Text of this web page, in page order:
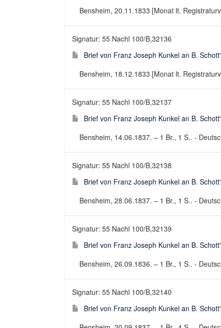
Bensheim, 20.11.1833 [Monat lt.
Signatur: 55 Nachl 100/B,32136
Brief von Franz Joseph Kunkel an B.
Bensheim, 18.12.1833 [Monat lt.
Signatur: 55 Nachl 100/B,32137
Brief von Franz Joseph Kunkel an B.
Bensheim, 14.06.1837. – 1 Br., 1 S.. -
Signatur: 55 Nachl 100/B,32138
Brief von Franz Joseph Kunkel an B.
Bensheim, 28.06.1837. – 1 Br., 1 S.. -
Signatur: 55 Nachl 100/B,32139
Brief von Franz Joseph Kunkel an B.
Bensheim, 26.09.1836. – 1 Br., 1 S.. -
Signatur: 55 Nachl 100/B,32140
Brief von Franz Joseph Kunkel an B.